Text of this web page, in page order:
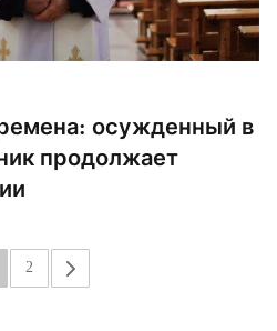
осужденный в
продолжает
2 »